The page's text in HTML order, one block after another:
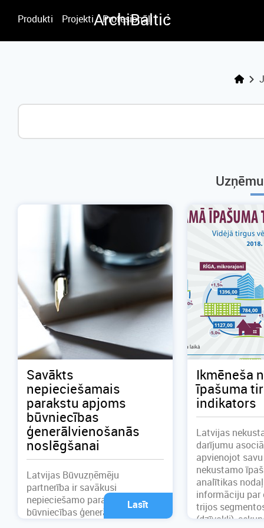
ArchiBaltic
Produkti Projekti Profesionāļi .
.
.
Savākts
nepieciešamais
parakstu apjoms
būvniecības
ģenerālvienošanās
noslēgšanai
Latvijas Būvuzņēmēju
partnerība ir savākusi
nepieciešamo parakstu apjomu
būvniecības ģenerālvienošanās
Lasīt
Ikmēneša
īpašuma
indikators
Latvijas
darījumu
apvienojot
nekustamo
analītikas
informāciju par
trijos
(dzīvokļi),